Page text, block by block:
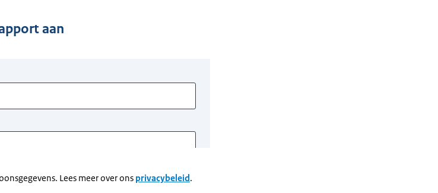
aan
Lees meer over ons privacybeleid.